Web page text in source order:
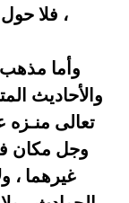
، فلا حول
وأما
والأحاديث
تعالى
وجل مكان
غيرهما ،